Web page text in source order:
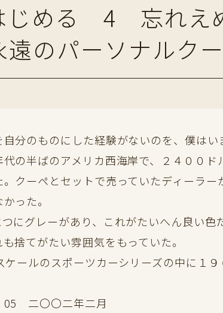
じめる 4 忘れえ
のパーソナルク
分のものにした経験がないのを、僕は
の半ばのアメリカ西海岸で、２４００
クーペとセットで売っていたディーラ
った。
にグレーがあり、これがたいへん良い色
捨てがたい雰囲気をもっていた。
ールのスポーツカーシリーズの中に１
05 二〇〇二年二月